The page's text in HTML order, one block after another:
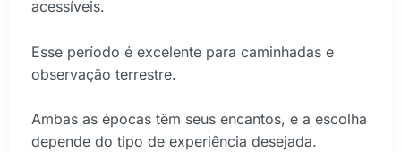
acessíveis.
Esse período é excelente para caminhadas e
observação terrestre.
Ambas as épocas têm seus encantos, e a escolha
depende do tipo de experiência desejada.